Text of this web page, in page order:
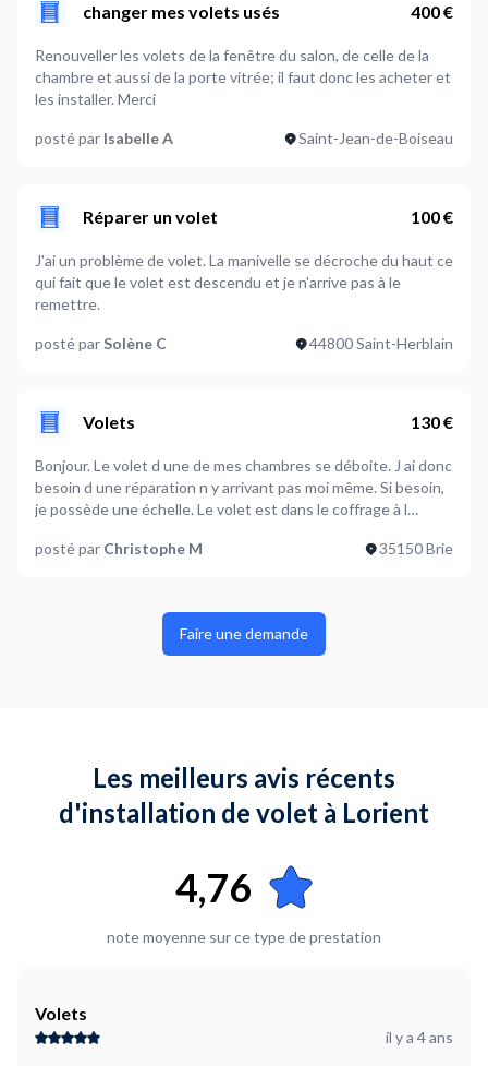
changer mes volets usés 400 €
Renouveller les volets de la fenêtre du salon, de celle de la
chambre et aussi de la porte vitrée; il faut donc les acheter et
les installer. Merci
posté par Isabelle A Saint-Jean-de-Boiseau
Réparer un volet 100 €
J'ai un problème de volet. La manivelle se décroche du haut ce
qui fait que le volet est descendu et je n'arrive pas à le
remettre.
posté par Solène C 44800 Saint-Herblain
Volets 130 €
Bonjour. Le volet d une de mes chambres se déboite. J ai donc
besoin d une réparation n y arrivant pas moi même. Si besoin,
je possède une échelle. Le volet est dans le coffrage à l
posté par Christophe M 35150 Brie
Faire une demande
Les meilleurs avis récents
d'installation de volet à Lorient
4,76
note moyenne sur ce type de prestation
Volets
il y a 4 ans